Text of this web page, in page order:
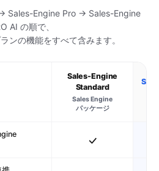
Sales-Engine Pro → Sales-Engine
AI の順で、
ンの機能をすべて含みます。
Sales-Engine
Standard
Sales Engine
パッケージ